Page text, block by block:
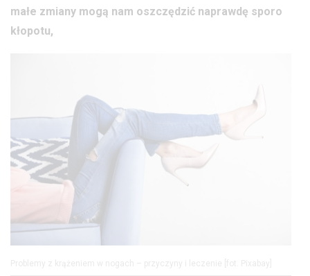
małe zmiany mogą nam oszczędzić naprawdę sporo
kłopotu,